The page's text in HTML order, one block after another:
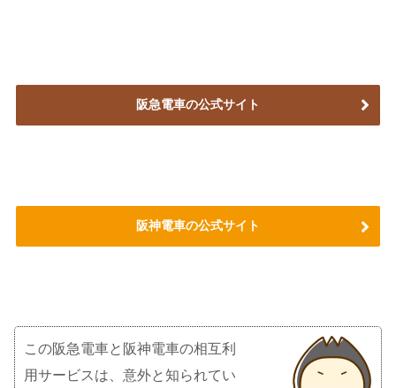
阪急電車の公式サイト
阪神電車の公式サイト
この阪急電車と阪神電車の相互利
用サービスは、意外と知られてい